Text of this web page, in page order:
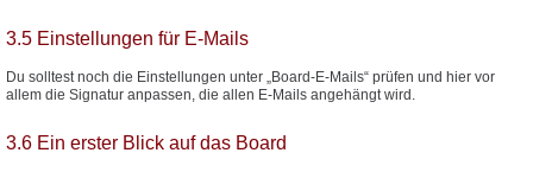
3.5 Einstellungen für E-Mails
Du solltest noch die Einstellungen unter „Board-E-Mails“ prüfen und hier vor
allem die Signatur anpassen, die allen E-Mails angehängt wird.
3.6 Ein erster Blick auf das Board